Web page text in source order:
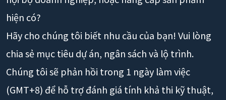
hiện có?
Hãy cho chúng tôi biết nhu cầu của bạn! Vui lòng
chia sẻ mục tiêu dự án, ngân sách và lộ trình.
Chúng tôi sẽ phản hồi trong 1 ngày làm việc
(GMT+8) để hỗ trợ đánh giá tính khả thi kỹ thuật,